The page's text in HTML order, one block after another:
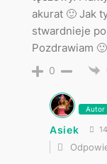
akurat 🙂 Jak
stwardnieje
Pozdrawiam 🙂
0
Autor
Asiek